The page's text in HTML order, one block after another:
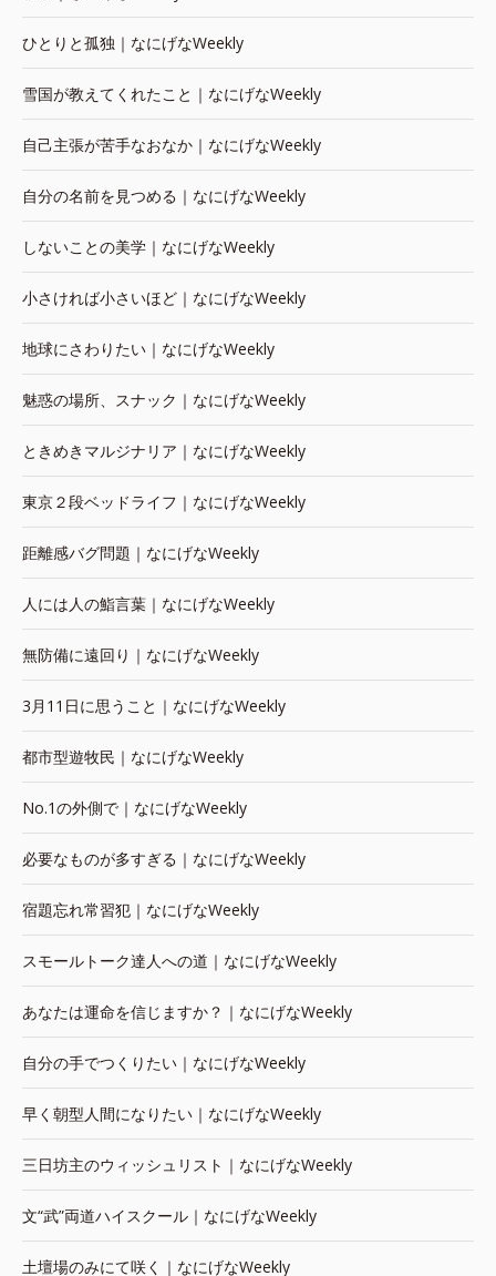
ひとりと孤独｜なにげなWeekly
雪国が教えてくれたこと｜なにげなWeekly
自己主張が苦手なおなか｜なにげなWeekly
自分の名前を見つめる｜なにげなWeekly
しないことの美学｜なにげなWeekly
小さければ小さいほど｜なにげなWeekly
地球にさわりたい｜なにげなWeekly
魅惑の場所、スナック｜なにげなWeekly
ときめきマルジナリア｜なにげなWeekly
東京２段ベッドライフ｜なにげなWeekly
距離感バグ問題｜なにげなWeekly
人には人の鮨言葉｜なにげなWeekly
無防備に遠回り｜なにげなWeekly
3月11日に思うこと｜なにげなWeekly
都市型遊牧民｜なにげなWeekly
No.1の外側で｜なにげなWeekly
必要なものが多すぎる｜なにげなWeekly
宿題忘れ常習犯｜なにげなWeekly
スモールトーク達人への道｜なにげなWeekly
あなたは運命を信じますか？｜なにげなWeekly
自分の手でつくりたい｜なにげなWeekly
早く朝型人間になりたい｜なにげなWeekly
三日坊主のウィッシュリスト｜なにげなWeekly
文“武”両道ハイスクール｜なにげなWeekly
土壇場のみにて咲く｜なにげなWeekly